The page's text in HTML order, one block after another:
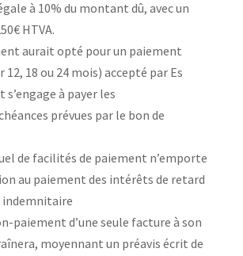
à 10% du montant dû, avec un
HTVA.
aurait opté pour un paiement
12, 18 ou 24 mois) accepté par Es
s’engage à payer les
prévues par le bon de
de facilités de paiement n’emporte
au paiement des intérêts de retard
indemnitaire
paiement d’une seule facture à son
moyennant un préavis écrit de